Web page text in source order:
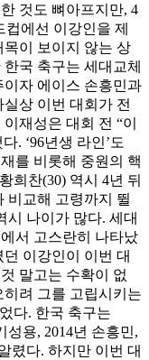
것도 뼈아프지만, 4
컵에선 이강인을 제
이 보이지 않는 상
국 축구는 세대교체
자 에이스 손흥민과
실상 이번 대회가 전
재성은 대회 전 “이
. ‘96년생 라인’도
를 비롯해 중원의 핵
희찬(30) 역시 4년 뒤
비교해 고령까지 뛸
시 나이가 많다. 세대
서 고스란히 나타났
이강인이 이번 대
말고는 수확이 없
려 그를 고립시키는
다. 한국 축구는
성용, 2014년 손흥민,
렸다. 하지만 이번 대